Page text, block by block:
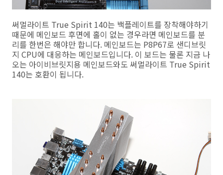
써멀라이트 True Spirit 140는 백플레이트를 장착해야하기
때문에 메인보드 후면에 홀이 없는 경우라면 메인보드를 분
리를 한번은 해야만 합니다. 메인보드는 P8P67로 샌디브릿
지 CPU에 대응하는 메인보드입니다. 이 보드는 물론 지금 나
오는 아이비브릿지용 메인보드와도 써멀라이트 True Spirit
140는 호환이 됩니다.